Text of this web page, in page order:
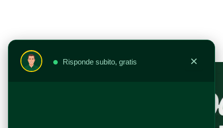
Risponde subito, gratis ×